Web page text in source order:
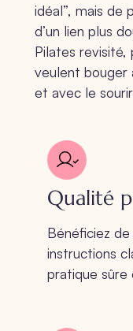
idéal”, mais de
d’un lien plus
Pilates revisité,
veulent
et avec le
Qualité
Bénéficiez
instructions
pratique sûre